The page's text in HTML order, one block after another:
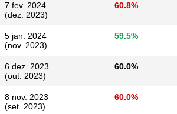
7 fev. 2024
(dez. 2023)
60.8%
5 jan. 2024
(nov. 2023)
59.5%
6 dez. 2023
(out. 2023)
60.0%
8 nov. 2023
(set. 2023)
60.0%